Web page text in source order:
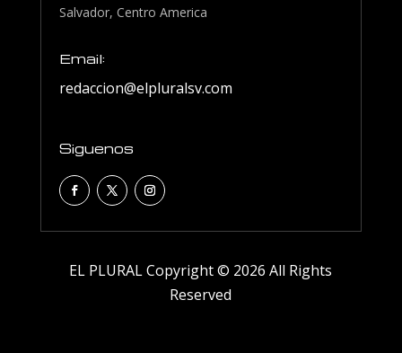
Salvador, Centro America
Email:
redaccion@elpluralsv.com
Siguenos
EL PLURAL Copyright © 2026 All Rights
Reserved